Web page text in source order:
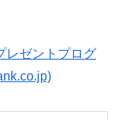
レゼントプログ